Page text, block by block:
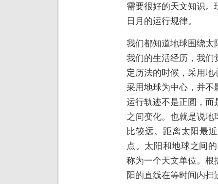
需要很好的天文知识
日月的运行规律。
我们都知道地球围绕太
我们的生活经历，我们
定历法的时候，采用
采用地球为中心，并不
运行轨迹不是正圆，而
之间变化。也就是说
比较远。距离太阳最
点。太阳和地球之间
称为一个天文单位。根
阳的直线在等时间内